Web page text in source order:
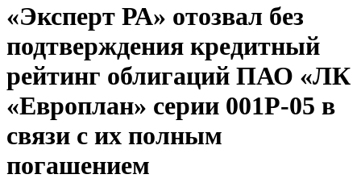
«Эксперт РА» отозвал без
подтверждения кредитный
рейтинг облигаций ПАО «ЛК
«Европлан» серии 001P-05 в
связи с их полным
погашением